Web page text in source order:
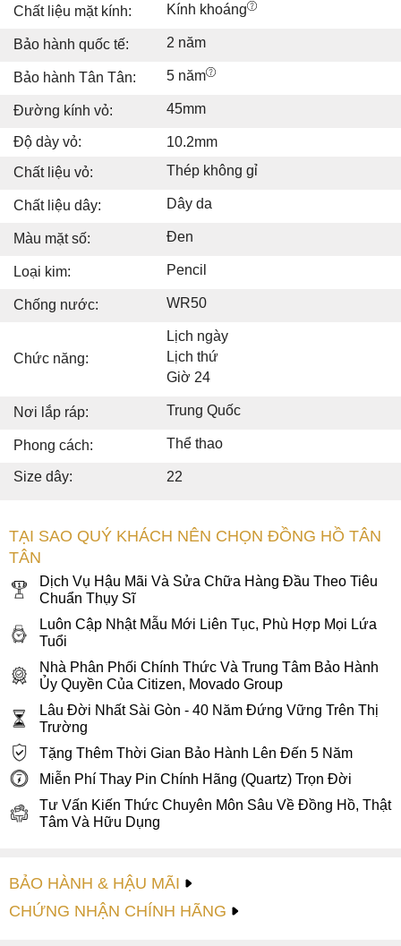
Chất liệu mặt kính: Kính khoáng
Bảo hành quốc tế: 2 năm
Bảo hành Tân Tân: 5 năm
Đường kính vỏ: 45mm
Độ dày vỏ:
10.2mm
Chất liệu vỏ:
Thép không gỉ
Chất liệu dây: Dây da
Màu mặt số: Đen
Loại kim: Pencil
Chống nước: WR50
Chức năng:
Lịch ngày
Lịch thứ
Giờ 24
Nơi lắp ráp: Trung Quốc
Phong cách: Thể thao
Size dây: 22
TẠI SAO QUÝ KHÁCH NÊN CHỌN ĐỒNG HỒ TÂN
TÂN
Dịch Vụ Hậu Mãi Và Sửa Chữa Hàng Đầu Theo Tiêu
Chuẩn Thụy Sĩ
Luôn Cập Nhật Mẫu Mới Liên Tục, Phù Hợp Mọi Lứa
Tuổi
Nhà Phân Phối Chính Thức Và Trung Tâm Bảo Hành
Ủy Quyền Của Citizen, Movado Group
Lâu Đời Nhất Sài Gòn - 40 Năm Đứng Vững Trên Thị
Trường
Tặng Thêm Thời Gian Bảo Hành Lên Đến 5 Năm
Miễn Phí Thay Pin Chính Hãng (Quartz) Trọn Đời
Tư Vấn Kiến Thức Chuyên Môn Sâu Về Đồng Hồ, Thật
Tâm Và Hữu Dụng
BẢO HÀNH & HẬU MÃI
CHỨNG NHẬN CHÍNH HÃNG